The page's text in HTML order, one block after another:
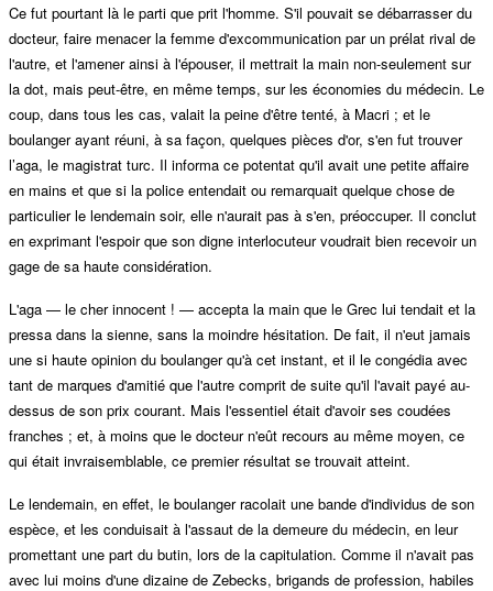
Ce fut pourtant là le parti que prit l'homme. S'il pouvait se débarrasser du
docteur, faire menacer la femme d'excommunication par un prélat rival de
l'autre, et l'amener ainsi à l'épouser, il mettrait la main non-seulement sur
la dot, mais peut-être, en même temps, sur les économies du médecin. Le
coup, dans tous les cas, valait la peine d'être tenté, à Macri ; et le
boulanger ayant réuni, à sa façon, quelques pièces d'or, s'en fut trouver
l’aga, le magistrat turc. Il informa ce potentat qu'il avait une petite affaire
en mains et que si la police entendait ou remarquait quelque chose de
particulier le lendemain soir, elle n'aurait pas à s'en, préoccuper. Il conclut
en exprimant l'espoir que son digne interlocuteur voudrait bien recevoir un
gage de sa haute considération.
L'aga — le cher innocent ! — accepta la main que le Grec lui tendait et la
pressa dans la sienne, sans la moindre hésitation. De fait, il n'eut jamais
une si haute opinion du boulanger qu'à cet instant, et il le congédia avec
tant de marques d'amitié que l'autre comprit de suite qu'il l'avait payé au-
dessus de son prix courant. Mais l'essentiel était d'avoir ses coudées
franches ; et, à moins que le docteur n'eût recours au même moyen, ce
qui était invraisemblable, ce premier résultat se trouvait atteint.
Le lendemain, en effet, le boulanger racolait une bande d'individus de son
espèce, et les conduisait à l'assaut de la demeure du médecin, en leur
promettant une part du butin, lors de la capitulation. Comme il n'avait pas
avec lui moins d'une dizaine de Zebecks, brigands de profession, habiles